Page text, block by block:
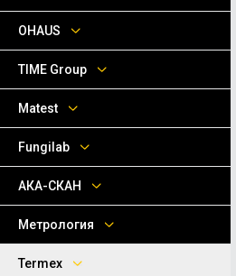
OHAUS
TIME Group
Matest
Fungilab
АКА-СКАН
Метрология
Termex